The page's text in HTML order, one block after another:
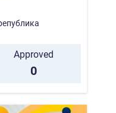
Approved
0